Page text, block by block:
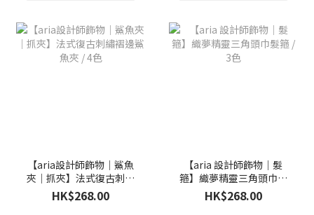
【aria設計師飾物｜鯊魚
夾｜抓夾】法式復古刺繡
褶邊鯊魚夾 / 4色
HK$268.00
【aria 設計師飾物｜髮
箍】織夢精靈三角頭巾髮
箍 / 3色
HK$268.00